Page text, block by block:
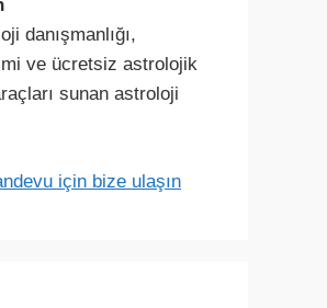
danışmanlığı,
ve ücretsiz astrolojik
sunan astroloji
için bize ulaşın